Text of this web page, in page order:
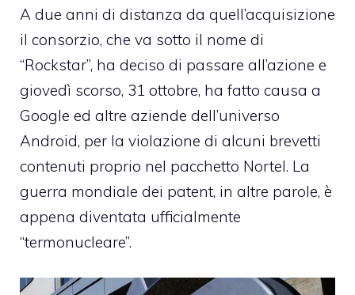
A due anni di distanza da quell’acquisizione
il consorzio, che va sotto il nome di
“Rockstar”, ha deciso di passare all’azione e
giovedì scorso, 31 ottobre, ha fatto causa a
Google ed altre aziende dell’universo
Android, per la violazione di alcuni brevetti
contenuti proprio nel pacchetto Nortel. La
guerra mondiale dei patent, in altre parole, è
appena diventata ufficialmente
“termonucleare”.